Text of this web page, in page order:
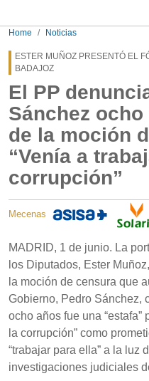
Home Noticias
ESTER MUÑOZ PRESENTÓ EL
BADAJOZ
El PP
Sánchez
de la moción
“Venía a
corrupción”
Mecenas
MADRID, 1 de junio. La
los Diputados, Ester
la moción de censura que
Gobierno, Pedro Sánchez,
ocho años fue una “estafa”
la corrupción” como
“trabajar para ella” a la luz
investigaciones judiciales